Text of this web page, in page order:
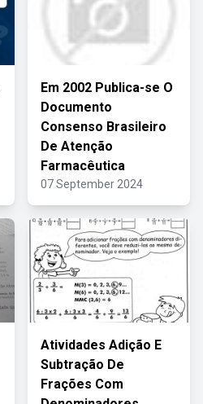
Em 2002 Publica-se O
Documento
Consenso Brasileiro
De Atenção
Farmacêutica
07 September 2024
Atividades Adição E
Subtração De
Frações Com